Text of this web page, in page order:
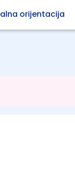
orijentacija